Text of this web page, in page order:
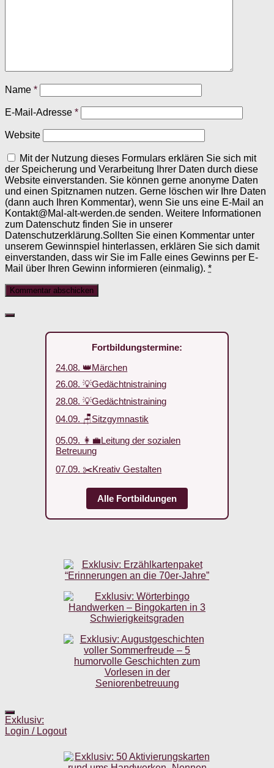
Name *
E-Mail-Adresse *
Website
Mit der Nutzung dieses Formulars erklären Sie sich mit
der Speicherung und Verarbeitung Ihrer Daten durch diese
Website einverstanden. Sie können gerne anonyme Daten
und einen Spitznamen nutzen. Gerne löschen wir Ihre Daten
(dann auch Ihren Kommentar), wenn Sie uns eine E-Mail an
Kontakt@Mal-alt-werden.de senden. Weitere Informationen
zum Datenschutz finden Sie in unserer
Datenschutzerklärung.Sollten Sie einen Kommentar unter
unserem Gewinnspiel hinterlassen, erklären Sie sich damit
einverstanden, dass wir Sie im Falle eines Gewinns per E-
Mail über Ihren Gewinn informieren (einmalig). *
Fortbildungstermine:
24.08. 👑Märchen
26.08. 💡Gedächtnistraining
28.08. 💡Gedächtnistraining
04.09. 🪑Sitzgymnastik
05.09. 👩‍💼Leitung der sozialen
Betreuung
07.09. ✂️Kreativ Gestalten
Alle Fortbildungen
Exklusiv:
Login / Logout